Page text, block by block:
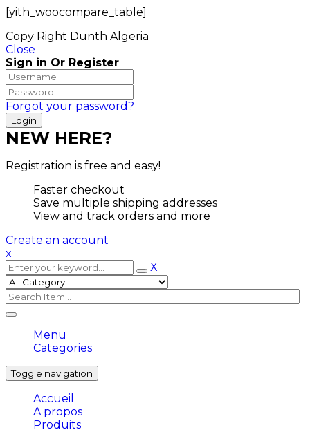
[yith_woocompare_table]
Copy Right Dunth Algeria
Close
Sign in Or Register
Forgot your password?
NEW HERE?
Registration is free and easy!
Faster checkout
Save multiple shipping addresses
View and track orders and more
Create an account
x
X
Menu
Categories
Toggle navigation
Accueil
A propos
Produits